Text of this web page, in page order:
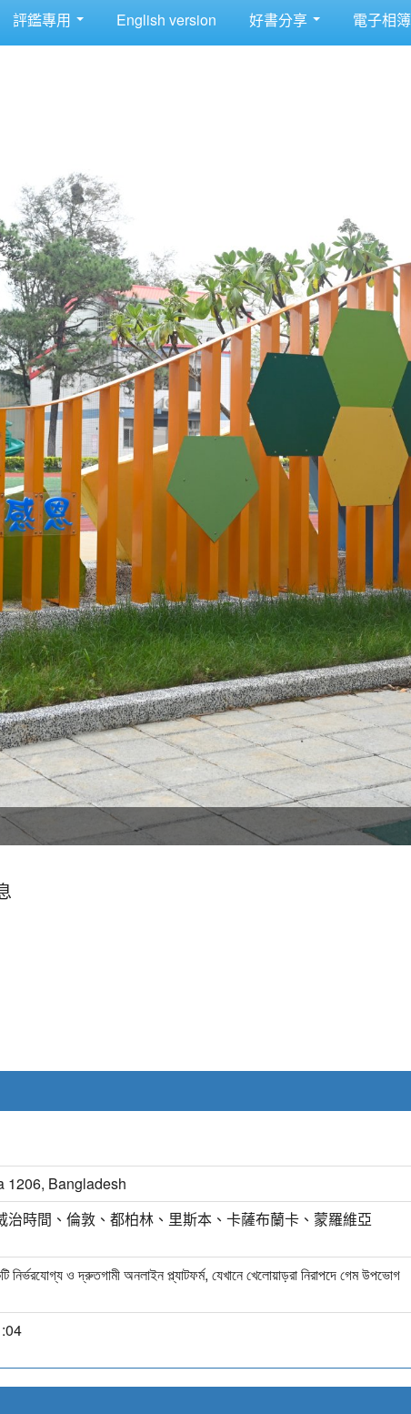
評鑑專用 English version 好書分享 電子相簿
1206, Bangladesh
治時間、倫敦、都柏林、里斯本、卡薩布蘭卡、蒙羅維亞
ও দ্রুতগামী অনলাইন প্ল্যাটফর্ম, যেখানে খেলোয়াড়রা নিরাপদে গেম উপভোগ